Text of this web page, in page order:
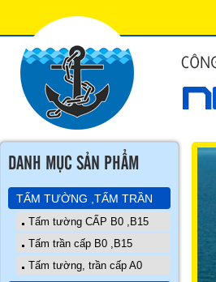
DANH MỤC SẢN PHẨM
TẤM TƯỜNG ,TẤM TRẦN
Tấm tường CẤP B0 ,B15
Tấm trần cấp B0 ,B15
Tấm tường, trần cấp A0